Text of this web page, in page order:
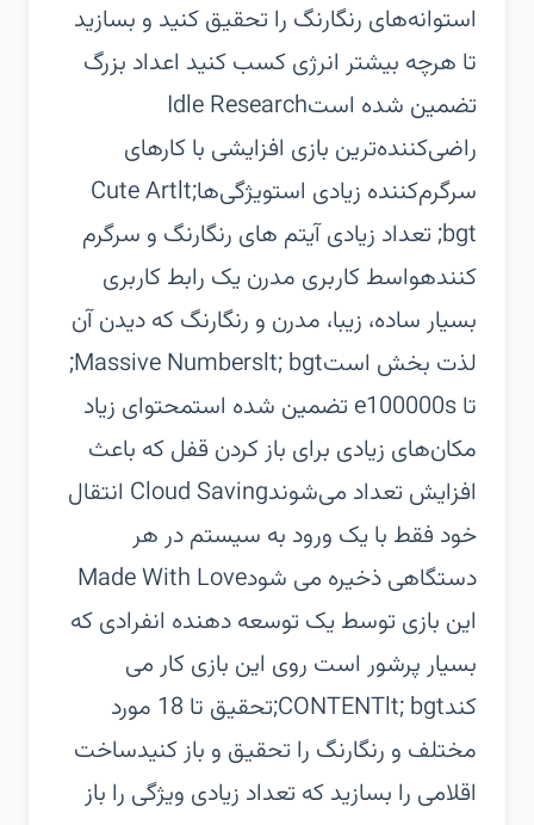
استوانه‌های رنگارنگ را تحقیق کنید و بسازید
تا هرچه بیشتر انرژی کسب کنید اعداد بزرگ
تضمین شده است‏Idle Research
راضی‌کننده‌ترین بازی افزایشی با کارهای
سرگرم‌کننده زیادی است‏ویژگی‌ها‏Cute Artlt;
bgt; تعداد زیادی آیتم های رنگارنگ و سرگرم
کننده‏واسط کاربری مدرن یک رابط کاربری
بسیار ساده، زیبا، مدرن و رنگارنگ که دیدن آن
لذت بخش است‏Massive Numberslt; bgt;
تا e100000s تضمین شده است‏محتوای زیاد
مکان‌های زیادی برای باز کردن قفل که باعث
افزایش تعداد می‌شوند‏Cloud Saving انتقال
خود فقط با یک ورود به سیستم در هر
دستگاهی ذخیره می شود‏Made With Love
این بازی توسط یک توسعه دهنده انفرادی که
بسیار پرشور است روی این بازی کار می
کند‏CONTENTlt; bgt;‏تحقیق تا 18 مورد
مختلف و رنگارنگ را تحقیق و باز کنید‏ساخت
اقلامی را بسازید که تعداد زیادی ویژگی را باز